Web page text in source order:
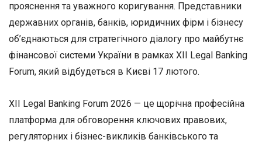
прояснення та уважного коригування. Представники
державних органів, банків, юридичних фірм і бізнесу
об’єднаються для стратегічного діалогу про майбутнє
фінансової системи України в рамках ХІІ Legal Banking
Forum, який відбудеться в Києві 17 лютого.
ХІІ Legal Banking Forum 2026 — це щорічна професійна
платформа для обговорення ключових правових,
регуляторних і бізнес-викликів банківського та